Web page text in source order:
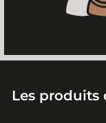
Les produits